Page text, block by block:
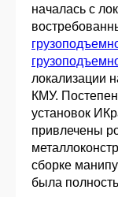
началась с
локализации
КМУ.
установок
привлечены
сборке
была